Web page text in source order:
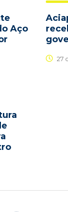
Aço
27